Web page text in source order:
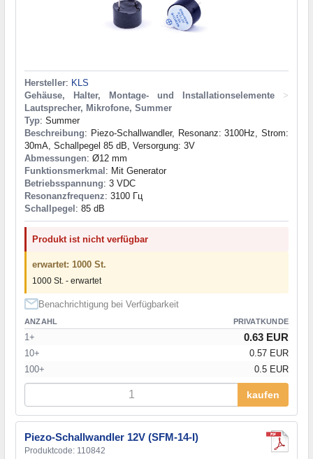
Hersteller: KLS
Gehäuse, Halter, Montage- und Installationselemente
>
Lautsprecher, Mikrofone, Summer
Typ: Summer
Beschreibung: Piezo-Schallwandler, Resonanz: 3100Hz, Strom:
30mA, Schallpegel 85 dB, Versorgung: 3V
Abmessungen: Ø12 mm
Funktionsmerkmal : Mit Generator
Betriebsspannung: 3 VDC
Resonanzfrequenz: 3100 Гц
Schallpegel : 85 dB
Produkt ist nicht verfügbar
erwartet: 1000 St.
1000 St. - erwartet
Benachrichtigung bei Verfügbarkeit
ANZAHL PRIVATKUNDE
1+ 0.63 EUR
10+
0.57 EUR
100+
0.5 EUR
kaufen
Piezo-Schallwandler 12V (SFM-14-I)
Produktcode: 110842